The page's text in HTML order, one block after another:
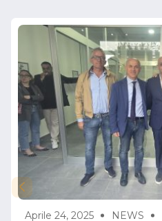
Aprile 24, 2025 NEWS